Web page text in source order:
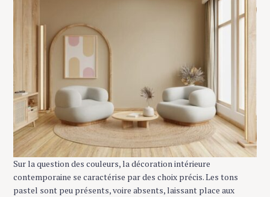
Sur la question des couleurs, la décoration intérieure
contemporaine se caractérise par des choix précis. Les tons
pastel sont peu présents, voire absents, laissant place aux